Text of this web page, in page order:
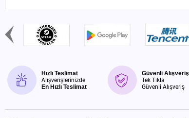
Hızlı Teslimat
Alışverişlerinizde
En Hızlı Teslimat
Güvenli Alışveriş
Tek Tıkla
Güvenli Alışveriş